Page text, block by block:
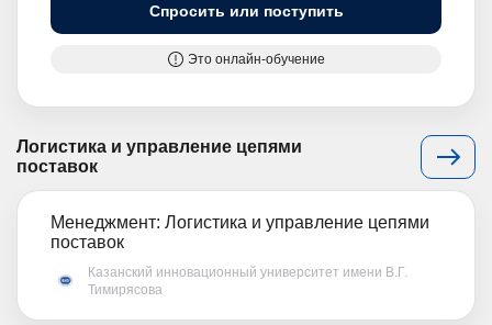
Спросить или поступить
Это онлайн-обучение
Логистика и управление цепями
поставок
Менеджмент: Логистика и управление цепями
поставок
Казанский инновационный университет имени В.Г.
Тимирясова